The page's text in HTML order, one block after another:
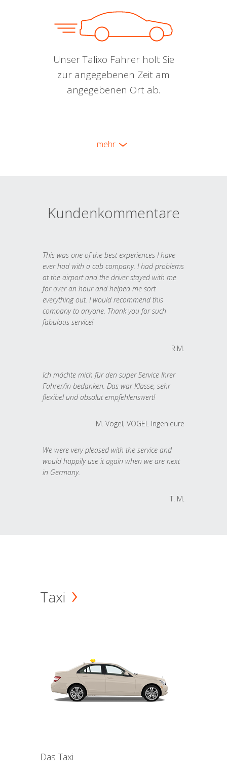
Unser Talixo Fahrer holt Sie
zur angegebenen Zeit am
angegebenen Ort ab.
mehr
Kundenkommentare
This was one of the best experiences I have
ever had with a cab company. I had problems
at the airport and the driver stayed with me
for over an hour and helped me sort
everything out. I would recommend this
company to anyone. Thank you for such
fabulous service!
R.M.
Ich möchte mich für den super Service Ihrer
Fahrer/in bedanken. Das war Klasse, sehr
flexibel und absolut empfehlenswert!
M. Vogel, VOGEL Ingenieure
We were very pleased with the service and
would happily use it again when we are next
in Germany.
T. M.
Taxi
Das Taxi